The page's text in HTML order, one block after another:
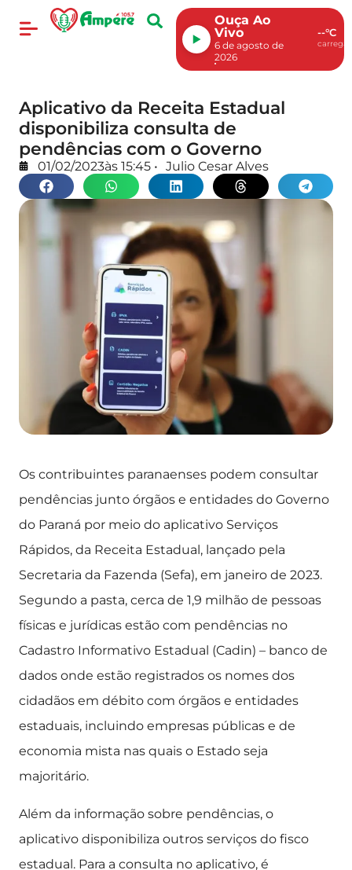
Ouça Ao
Vivo
6 de agosto de
2026
--°C
Aplicativo da Receita Estadual
disponibiliza consulta de
pendências com o Governo
01/02/2023às 15:45 • Julio Cesar Alves
Os contribuintes paranaenses podem consultar
pendências junto órgãos e entidades do Governo
do Paraná por meio do aplicativo Serviços
Rápidos, da Receita Estadual, lançado pela
Secretaria da Fazenda (Sefa), em janeiro de 2023.
Segundo a pasta, cerca de 1,9 milhão de pessoas
físicas e jurídicas estão com pendências no
Cadastro Informativo Estadual (Cadin) – banco de
dados onde estão registrados os nomes dos
cidadãos em débito com órgãos e entidades
estaduais, incluindo empresas públicas e de
economia mista nas quais o Estado seja
majoritário.
Além da informação sobre pendências, o
aplicativo disponibiliza outros serviços do fisco
estadual. Para a consulta no aplicativo, é